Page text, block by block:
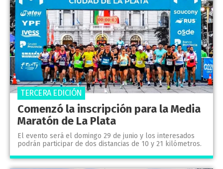
Comenzó la inscripción para la Media
Maratón de La Plata
El evento será el domingo 29 de junio y los interesados
podrán participar de dos distancias de 10 y 21 kilómetros.
TERCERA EDICIÓN